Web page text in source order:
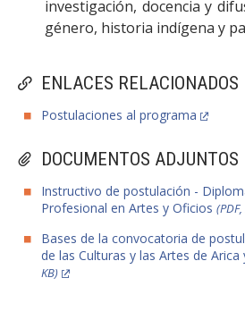
ENLACES RELACIONADOS
Postulaciones al programa
DOCUMENTOS ADJUNTOS
Instructivo de postulación -
Profesional en Artes y Oficios
Bases de la convocatoria de
de las Culturas y las Artes de Arica
KB)
investigación, docencia y
género, historia indígena y